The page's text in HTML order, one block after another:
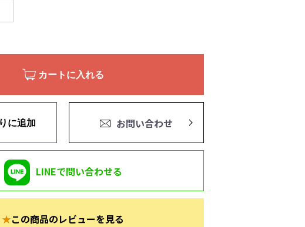
カートに入れる
に追加 お問い合わせ
LINEで問い合わせる
★この商品のレビューを見る